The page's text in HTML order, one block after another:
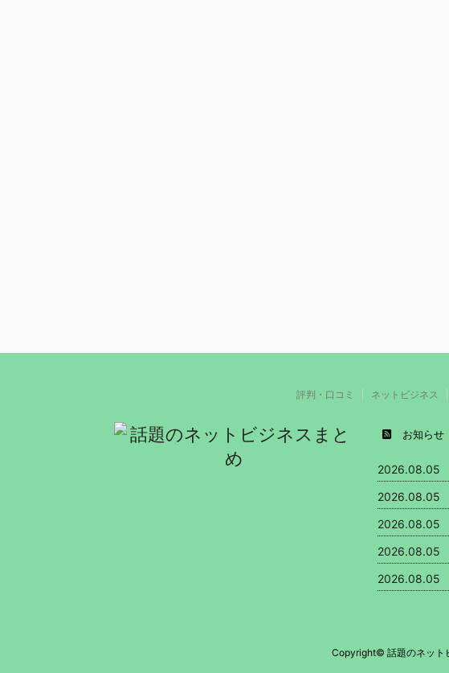
評判・口コミ ネットビジネス
お知らせ
2026.08.05
2026.08.05
2026.08.05
2026.08.05
2026.08.05
Copyright© 話題のネット